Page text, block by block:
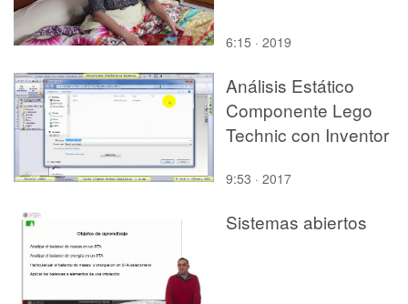
6:15 · 2019
Análisis Estático
Componente Lego
Technic con Inventor
9:53 · 2017
Sistemas abiertos